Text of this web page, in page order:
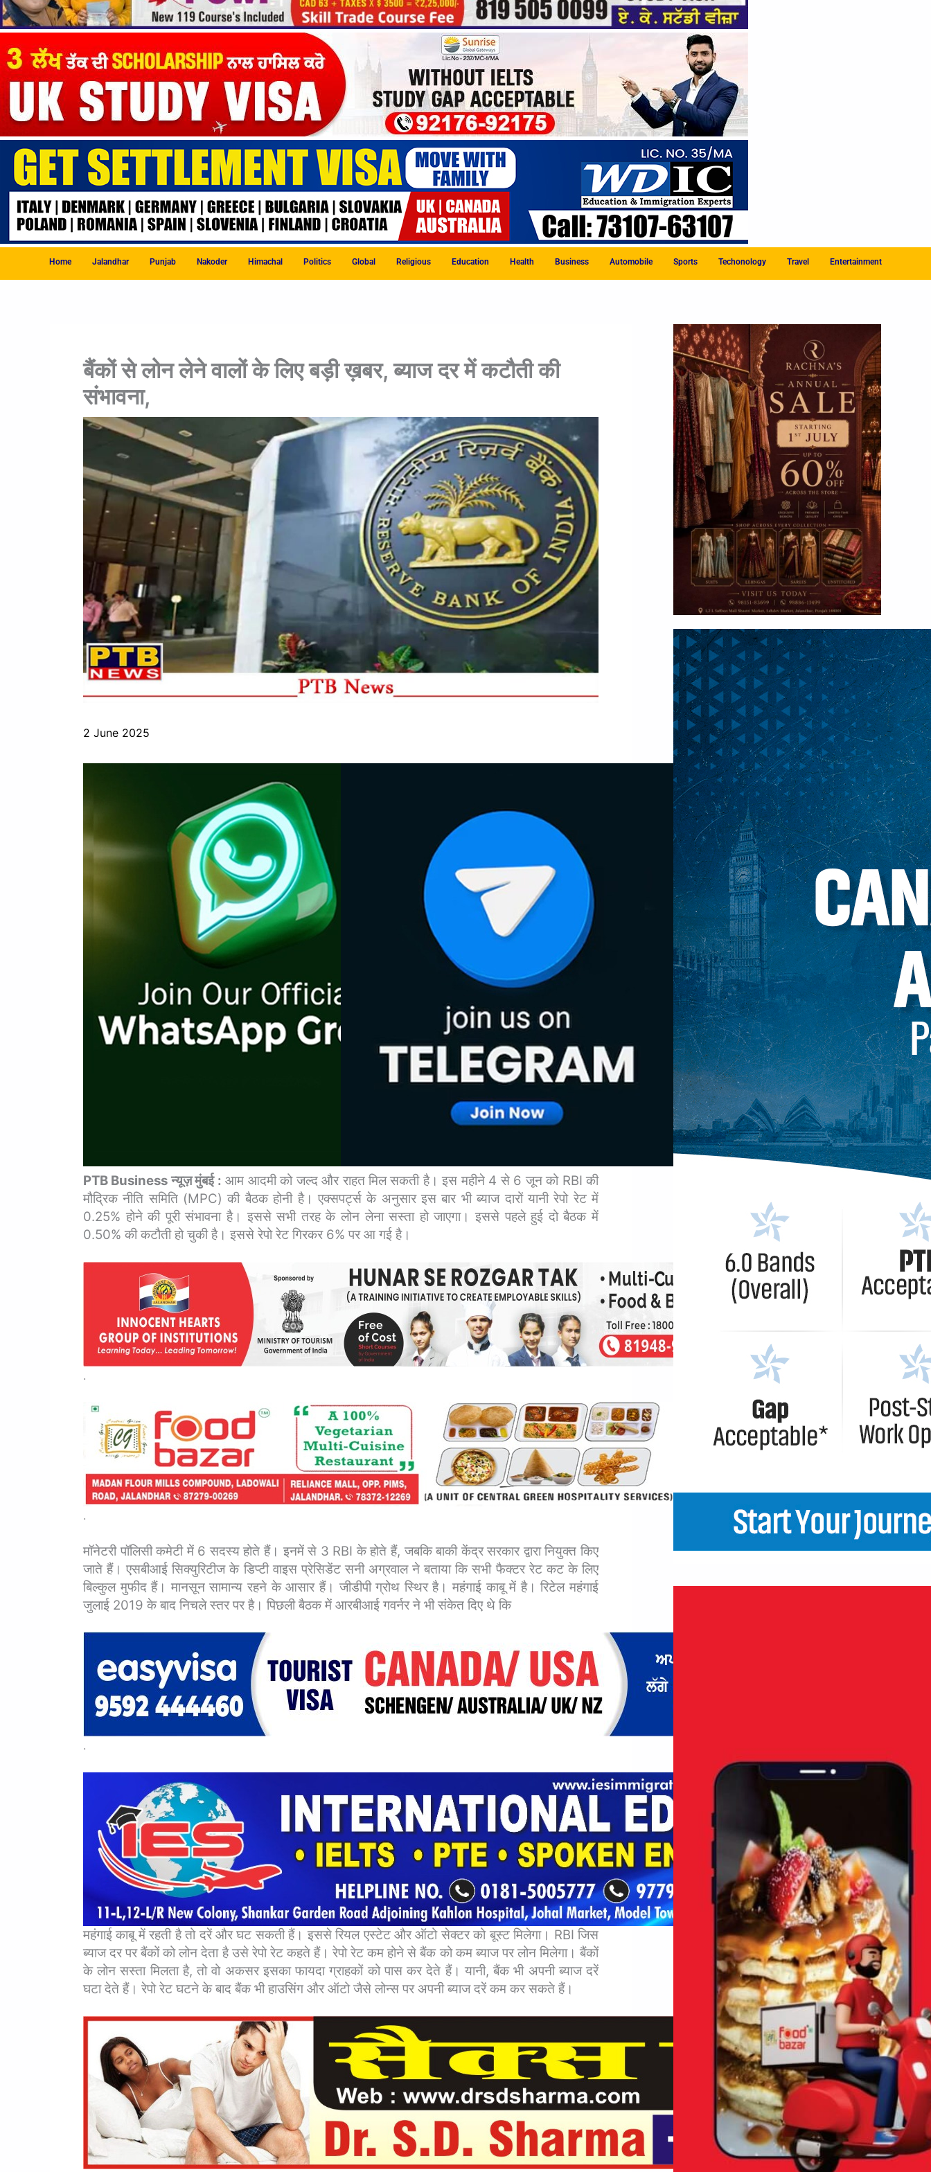
Home Jalandhar Punjab Nakoder Himachal Politics Global Religious Education Health Business Automobile Sports Techonology Travel Entertainment
बैंकों से लोन लेने वालों के लिए बड़ी ख़बर, ब्याज दर में कटौती की
संभावना,
2 June 2025
PTB Business न्यूज़ मुंबई : आम आदमी को जल्द और राहत मिल सकती है। इस महीने 4 से 6 जून को RBI की
मौद्रिक नीति समिति (MPC) की बैठक होनी है। एक्सपर्ट्स के अनुसार इस बार भी ब्याज दारों यानी रेपो रेट में
0.25% होने की पूरी संभावना है। इससे सभी तरह के लोन लेना सस्ता हो जाएगा। इससे पहले हुई दो बैठक में
0.50% की कटौती हो चुकी है। इससे रेपो रेट गिरकर 6% पर आ गई है।
.
.
मॉनेटरी पॉलिसी कमेटी में 6 सदस्य होते हैं। इनमें से 3 RBI के होते हैं, जबकि बाकी केंद्र सरकार द्वारा नियुक्त किए
जाते हैं।एसबीआई सिक्युरिटीज के डिप्टी वाइस प्रेसिडेंट सनी अग्रवाल ने बताया कि सभी फैक्टर रेट कट के लिए
बिल्कुल मुफीद हैं। मानसून सामान्य रहने के आसार हैं। जीडीपी ग्रोथ स्थिर है। महंगाई काबू में है। रिटेल महंगाई
जुलाई 2019 के बाद निचले स्तर पर है। पिछली बैठक में आरबीआई गवर्नर ने भी संकेत दिए थे कि
.
महंगाई काबू में रहती है तो दरें और घट सकती हैं। इससे रियल एस्टेट और ऑटो सेक्टर को बूस्ट मिलेगा। RBI जिस
ब्याज दर पर बैंकों को लोन देता है उसे रेपो रेट कहते हैं। रेपो रेट कम होने से बैंक को कम ब्याज पर लोन मिलेगा। बैंकों
के लोन सस्ता मिलता है, तो वो अकसर इसका फायदा ग्राहकों को पास कर देते हैं। यानी, बैंक भी अपनी ब्याज दरें
घटा देते हैं। रेपो रेट घटने के बाद बैंक भी हाउसिंग और ऑटो जैसे लोन्स पर अपनी ब्याज दरें कम कर सकते हैं।